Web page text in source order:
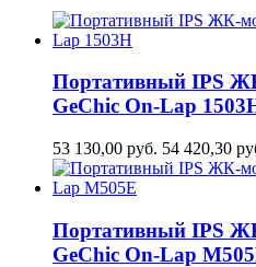
Портативный IPS
GeСhic On-Lap
53 130,00 руб. 54 420,30
Портативный IPS
GeСhic On-Lap